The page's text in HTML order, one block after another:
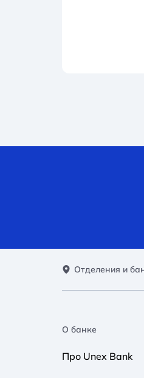
Отделения и
О банке
Про Unex Bank